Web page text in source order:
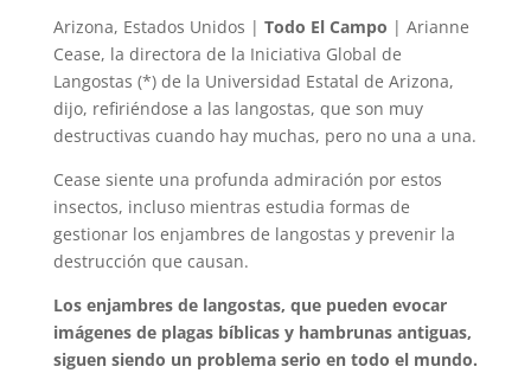
Arizona, Estados Unidos | Todo El Campo | Arianne
Cease, la directora de la Iniciativa Global de
Langostas (*) de la Universidad Estatal de Arizona,
dijo, refiriéndose a las langostas, que son muy
destructivas cuando hay muchas, pero no una a una.
Cease siente una profunda admiración por estos
insectos, incluso mientras estudia formas de
gestionar los enjambres de langostas y prevenir la
destrucción que causan.
Los enjambres de langostas, que pueden evocar
imágenes de plagas bíblicas y hambrunas antiguas,
siguen siendo un problema serio en todo el mundo.